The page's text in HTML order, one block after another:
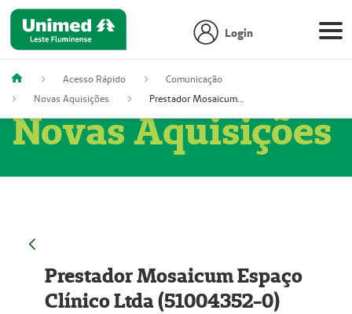
Login
Acesso Rápido
Comunicação
Novas Aquisições
Prestador Mosaicum Espaço Clínico Ltda (51004352-0)
Novas Aquisições
Prestador Mosaicum Espaço
Clínico Ltda (51004352-0)